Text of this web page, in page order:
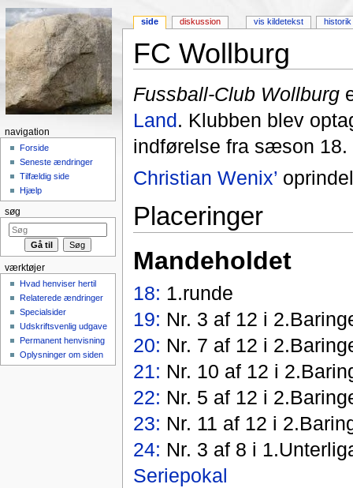
FC Wollburg
Fussball-Club Wollburg
Land. Klubben blev
indførelse fra sæson 18.
Christian Wenix’
Placeringer
Mandeholdet
18: 1.runde
19: Nr. 3 af 12 i
20: Nr. 7 af 12 i
21: Nr. 10 af 12 i
22: Nr. 5 af 12 i
23: Nr. 11 af 12 i
24: Nr. 3 af 8 i
Seriepokal
side diskussion vis kildetekst historik
navigation
Forside
Seneste ændringer
Tilfældig side
Hjælp
søg
værktøjer
Hvad henviser hertil
Relaterede ændringer
Specialsider
Udskriftsvenlig udgave
Permanent henvisning
Oplysninger om siden